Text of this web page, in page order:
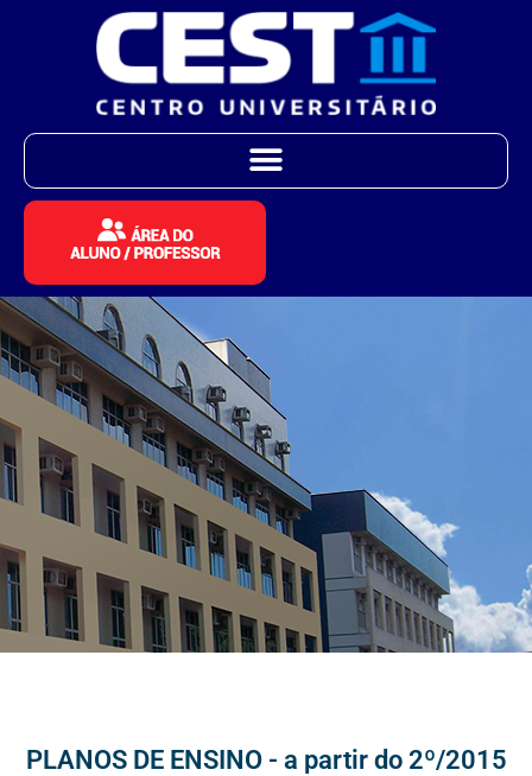
PLANOS DE ENSINO - a partir do 2º/2015